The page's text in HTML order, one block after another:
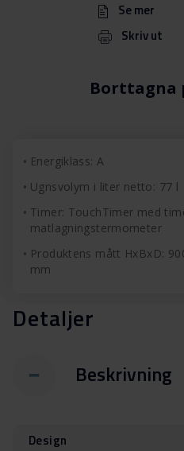
Borttagna
Se mer
Skriv ut
Energiklass: A
Ugnsvolym i liter netto: 77 l
Timer: TouchTimer med
matlagningstermometer
Produktens mått HxBxD:
mm
Detaljer
Beskrivning
Design